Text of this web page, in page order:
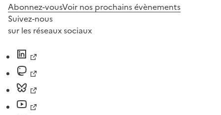
Abonnez-vousVoir nos prochains évènements
Suivez-nous
sur les réseaux sociaux